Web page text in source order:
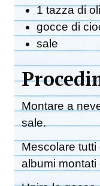
1 tazza di
gocce di
sale
Montare a
sale.
Mescolare
albumi